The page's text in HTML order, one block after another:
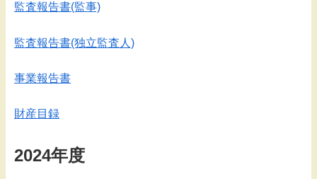
監査報告書(監事)
監査報告書(独立監査人)
事業報告書
財産目録
2024年度